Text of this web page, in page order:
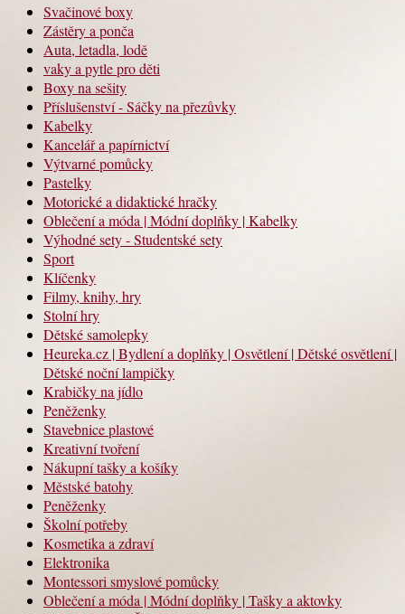
Svačinové boxy
Zástěry a ponča
Auta, letadla, lodě
vaky a pytle pro děti
Boxy na sešity
Příslušenství - Sáčky na přezůvky
Kabelky
Kancelář a papírnictví
Výtvarné pomůcky
Pastelky
Motorické a didaktické hračky
Oblečení a móda | Módní doplňky | Kabelky
Výhodné sety - Studentské sety
Sport
Klíčenky
Filmy, knihy, hry
Stolní hry
Dětské samolepky
Heureka.cz | Bydlení a doplňky | Osvětlení | Dětské osvětlení |
Dětské noční lampičky
Krabičky na jídlo
Peněženky
Stavebnice plastové
Kreativní tvoření
Nákupní tašky a košíky
Městské batohy
Peněženky
Školní potřeby
Kosmetika a zdraví
Elektronika
Montessori smyslové pomůcky
Oblečení a móda | Módní doplňky | Tašky a aktovky